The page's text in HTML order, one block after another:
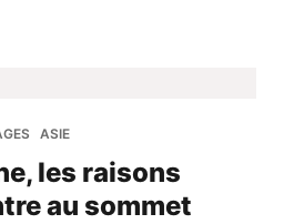
ASIE
les raisons
au sommet